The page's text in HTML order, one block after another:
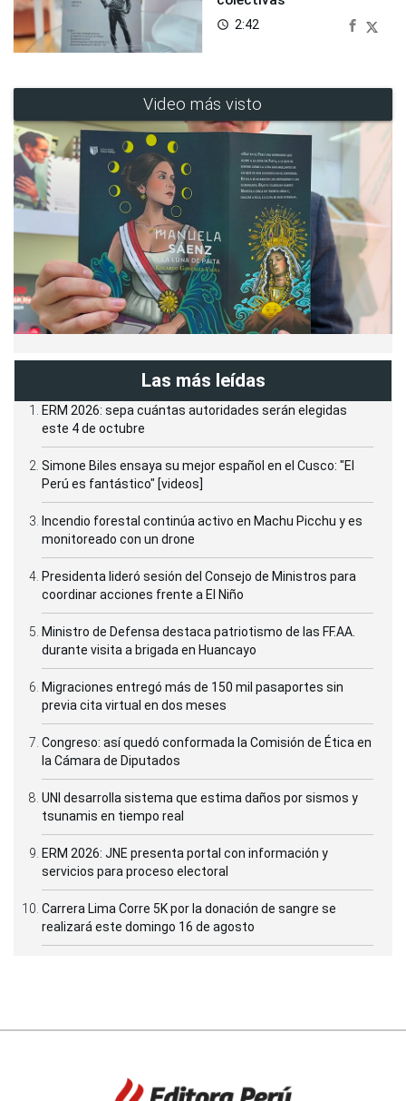
access_time 2:42
Video más visto
Las más leídas
ERM 2026: sepa cuántas autoridades serán elegidas
este 4 de octubre
Simone Biles ensaya su mejor español en el Cusco: "El
Perú es fantástico" [videos]
Incendio forestal continúa activo en Machu Picchu y es
monitoreado con un drone
Presidenta lideró sesión del Consejo de Ministros para
coordinar acciones frente a El Niño
Ministro de Defensa destaca patriotismo de las FF.AA.
durante visita a brigada en Huancayo
Migraciones entregó más de 150 mil pasaportes sin
previa cita virtual en dos meses
Congreso: así quedó conformada la Comisión de Ética en
la Cámara de Diputados
UNI desarrolla sistema que estima daños por sismos y
tsunamis en tiempo real
ERM 2026: JNE presenta portal con información y
servicios para proceso electoral
Carrera Lima Corre 5K por la donación de sangre se
realizará este domingo 16 de agosto